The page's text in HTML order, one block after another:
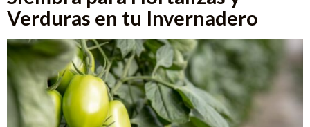
Verduras en tu Invernadero